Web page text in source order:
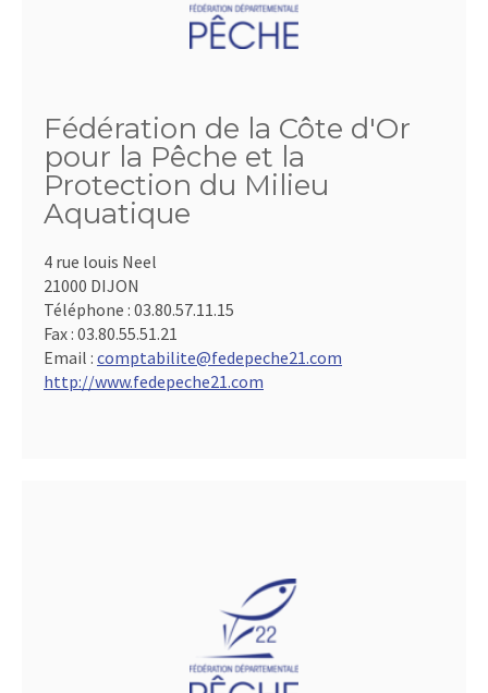
Fédération de la Côte d'Or
pour la Pêche et la
Protection du Milieu
Aquatique
4 rue louis Neel
21000 DIJON
Téléphone : 03.80.57.11.15
Fax : 03.80.55.51.21
Email : comptabilite@fedepeche21.com
http://www.fedepeche21.com